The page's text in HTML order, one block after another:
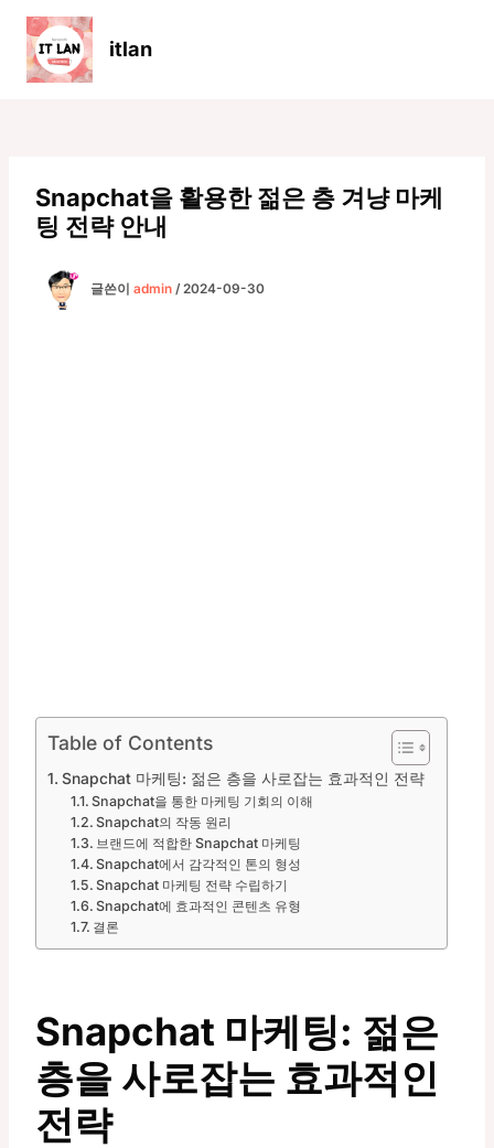
itlan
Snapchat을 활용한 젊은 층 겨냥 마케
팅 전략 안내
글쓴이 admin /2024-09-30
Table of Contents
Snapchat 마케팅: 젊은 층을 사로잡는 효과적인 전략
Snapchat을 통한 마케팅 기회의 이해
Snapchat의 작동 원리
브랜드에 적합한 Snapchat 마케팅
Snapchat에서 감각적인 톤의 형성
Snapchat 마케팅 전략 수립하기
Snapchat에 효과적인 콘텐츠 유형
결론
Snapchat 마케팅: 젊은
층을 사로잡는 효과적인
전략